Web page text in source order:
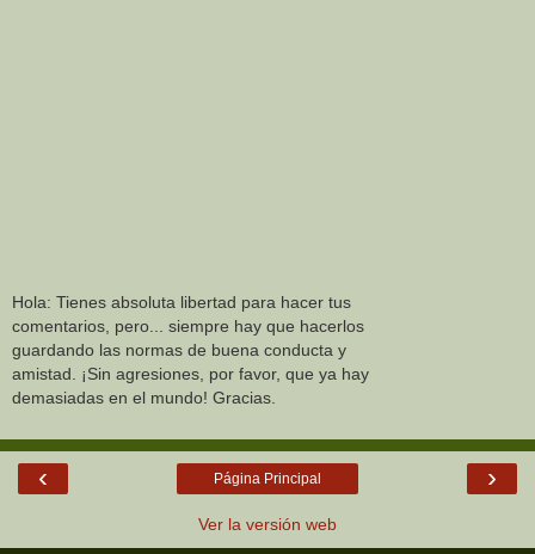
Hola: Tienes absoluta libertad para hacer tus
comentarios, pero... siempre hay que hacerlos
guardando las normas de buena conducta y
amistad. ¡Sin agresiones, por favor, que ya hay
demasiadas en el mundo! Gracias.
‹ ›
Página Principal
Ver la versión web